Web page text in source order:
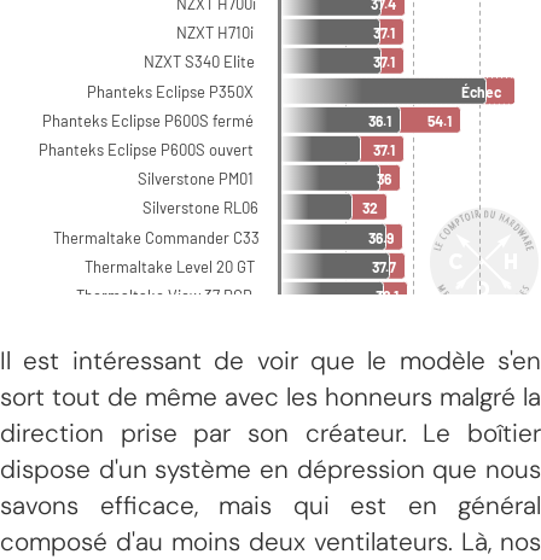
Il est intéressant de voir que le modèle s'en
sort tout de même avec les honneurs malgré la
direction prise par son créateur. Le boîtier
dispose d'un système en dépression que nous
savons efficace, mais qui est en général
composé d'au moins deux ventilateurs. Là, nos